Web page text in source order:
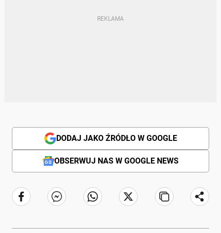
DODAJ JAKO ŹRÓDŁO W GOOGLE
OBSERWUJ NAS W GOOGLE NEWS